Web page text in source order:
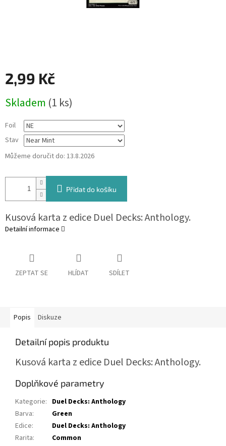
2,99 Kč
cena:
Skladem (1 ks)
Foil
Stav
Můžeme doručit do: 13.8.2026
Přidat do košíku
Kusová karta z edice Duel Decks: Anthology.
Detailní informace
ZEPTAT SE HLÍDAT SDÍLET
Popis Diskuze
Detailní popis produktu
Kusová karta z edice Duel Decks: Anthology.
Doplňkové parametry
Kategorie: Duel Decks: Anthology
Barva:
Green
Edice:
Duel Decks: Anthology
Rarita: Common